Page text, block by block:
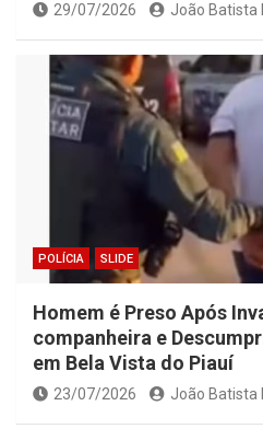
29/07/2026 João Batista
POLÍCIA SLIDE
Homem é Preso Após
companheira e
em Bela Vista do Piauí
23/07/2026 João Batista